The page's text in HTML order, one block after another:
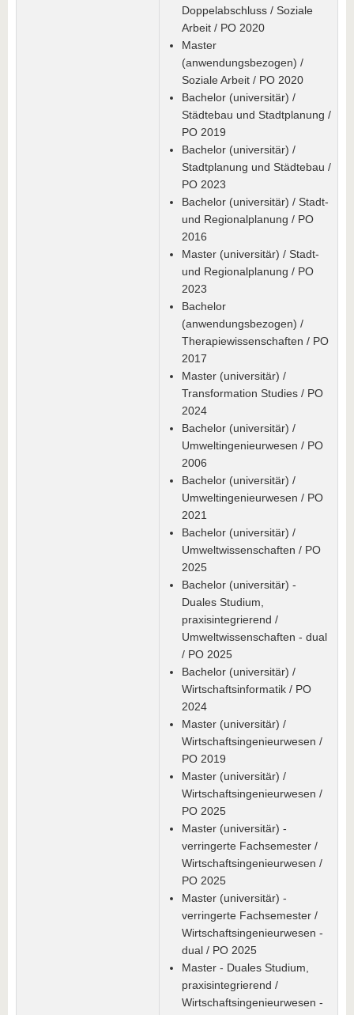
Doppelabschluss / Soziale
Arbeit / PO 2020
Master
(anwendungsbezogen) /
Soziale Arbeit / PO 2020
Bachelor (universitär) /
Städtebau und Stadtplanung /
PO 2019
Bachelor (universitär) /
Stadtplanung und Städtebau /
PO 2023
Bachelor (universitär) / Stadt-
und Regionalplanung / PO
2016
Master (universitär) / Stadt-
und Regionalplanung / PO
2023
Bachelor
(anwendungsbezogen) /
Therapiewissenschaften / PO
2017
Master (universitär) /
Transformation Studies / PO
2024
Bachelor (universitär) /
Umweltingenieurwesen / PO
2006
Bachelor (universitär) /
Umweltingenieurwesen / PO
2021
Bachelor (universitär) /
Umweltwissenschaften / PO
2025
Bachelor (universitär) -
Duales Studium,
praxisintegrierend /
Umweltwissenschaften - dual
/ PO 2025
Bachelor (universitär) /
Wirtschaftsinformatik / PO
2024
Master (universitär) /
Wirtschaftsingenieurwesen /
PO 2019
Master (universitär) /
Wirtschaftsingenieurwesen /
PO 2025
Master (universitär) -
verringerte Fachsemester /
Wirtschaftsingenieurwesen /
PO 2025
Master (universitär) -
verringerte Fachsemester /
Wirtschaftsingenieurwesen -
dual / PO 2025
Master - Duales Studium,
praxisintegrierend /
Wirtschaftsingenieurwesen -